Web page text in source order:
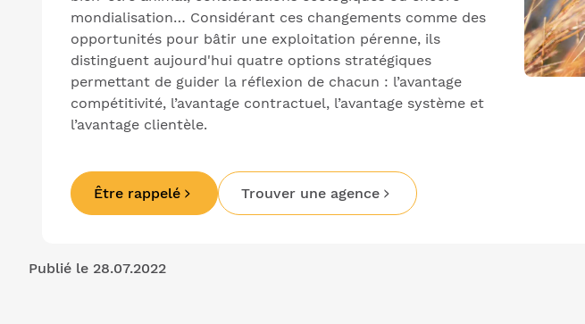
mondialisation… Considérant ces changements comme des
opportunités pour bâtir une exploitation pérenne, ils
distinguent aujourd'hui quatre options stratégiques
permettant de guider la réflexion de chacun : l’avantage
compétitivité, l’avantage contractuel, l’avantage système et
l’avantage clientèle.
Être rappelé Trouver une agence
Publié le 28.07.2022